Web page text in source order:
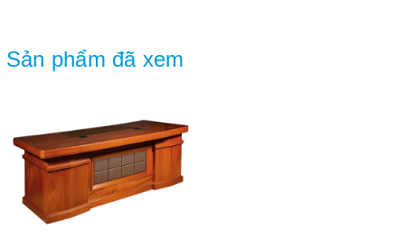
Sản phẩm đã xem